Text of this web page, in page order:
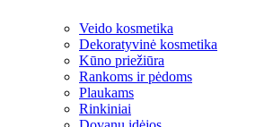
Veido kosmetika
Dekoratyvinė kosmetika
Kūno priežiūra
Rankoms ir pėdoms
Plaukams
Rinkiniai